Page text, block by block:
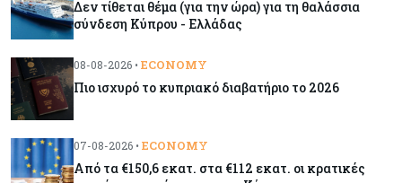
Τουρισμός 09-08-2026
Στη σκανδιναβική αγορά ποντάρει η Κύπρος για
Ευρώπης - Τι θα γίνει τον χειμώνα
Δεν τίθεται θέμα (για την ώρα) για τη θαλάσσια
σύνδεση Κύπρου - Ελλάδας
08-08-2026 • ECONOMY
Πιο ισχυρό το κυπριακό διαβατήριο το 2026
07-08-2026 • ECONOMY
Από τα €150,6 εκατ. στα €112 εκατ. οι κρατικές